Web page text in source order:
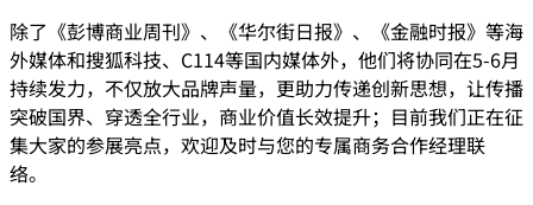
除了《彭博商业周刊》、《华尔街日报》、《金融时报》等海
外媒体和搜狐科技、C114等国内媒体外，他们将协同在5-6月
持续发力，不仅放大品牌声量，更助力传递创新思想，让传播
突破国界、穿透全行业，商业价值长效提升；目前我们正在征
集大家的参展亮点，欢迎及时与您的专属商务合作经理联
络。